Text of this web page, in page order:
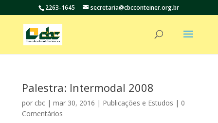
2263-1645 secretaria@cbcconteiner.org.br
Palestra: Intermodal 2008
por cbc| mar 30, 2016 | Publicações e Estudos | 0
Comentários